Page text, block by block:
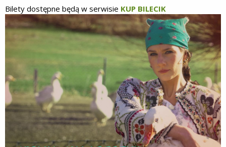
Bilety dostępne będą w serwisie KUP BILECIK